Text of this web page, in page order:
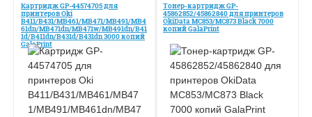
Картридж GP-44574705 для
принтеров Oki
B411/B431/MB461/MB471/MB491/MB4
61dn/MB471dn/MB471w/MB491dn/B41
1d/B411dn/B431d/B431dn 3000 копий
GalaPrint
Тонер-картридж GP-
45862852/45862840 для принтеров
OkiData MC853/MC873 Black 7000
копий GalaPrint